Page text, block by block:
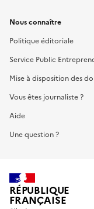
Nous connaître
Politique éditoriale
Service Public
Mise à disposition des
Vous êtes journaliste ?
Aide
Une question ?
RÉPUBLIQUE
FRANÇAISE